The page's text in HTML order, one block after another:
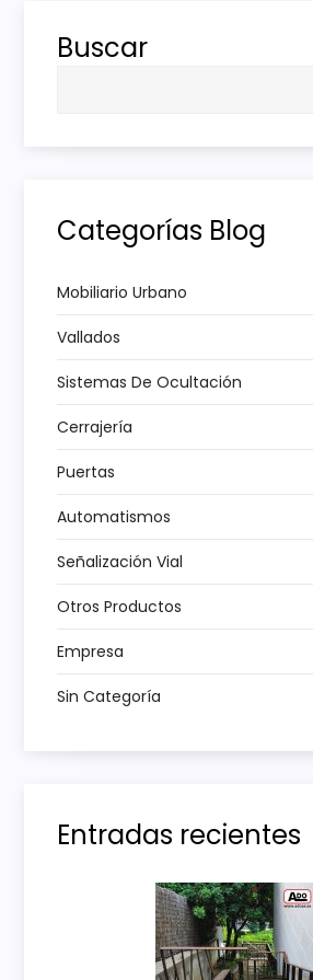
g
c
ó
n
d
e
e
n
t
r
a
d
a
s
Buscar
Categorías Blog
Mobiliario Urbano
Vallados
Sistemas De Ocultación
Cerrajería
Puertas
Automatismos
Señalización Vial
Otros Productos
Empresa
Sin Categoría
Entradas recientes